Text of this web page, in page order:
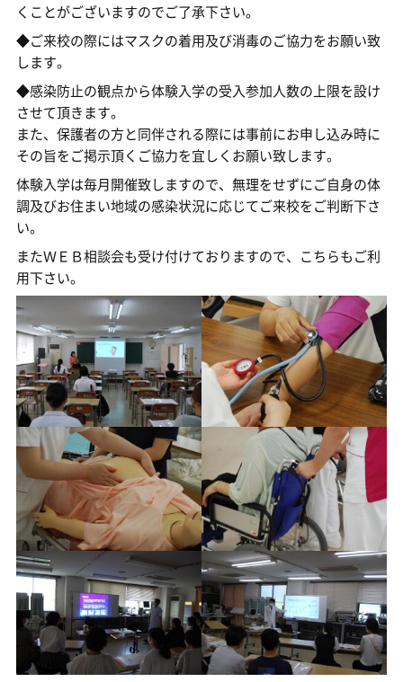
くことがございますのでご了承下さい。
◆ご来校の際にはマスクの着用及び消毒のご協力をお願い致
します。
◆感染防止の観点から体験入学の受入参加人数の上限を設け
させて頂きます。
また、保護者の方と同伴される際には事前にお申し込み時に
その旨をご掲示頂くご協力を宜しくお願い致します。
体験入学は毎月開催致しますので、無理をせずにご自身の体
調及びお住まい地域の感染状況に応じてご来校をご判断下さ
い。
またＷＥＢ相談会も受け付けておりますので、こちらもご利
用下さい。